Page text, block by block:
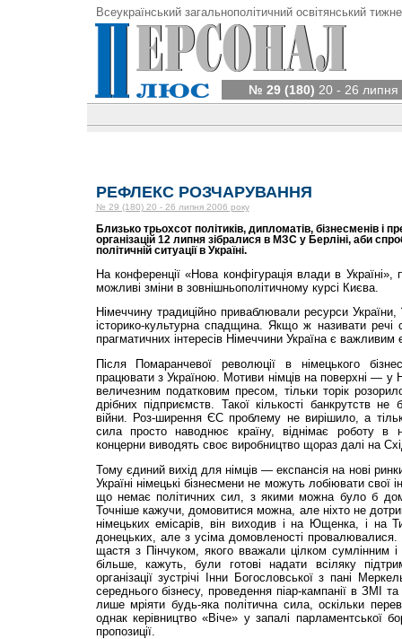
Всеукраїнський загальнополітичний освітянський
№ 29 (180) 20 - 26 липня
РЕФЛЕКС РОЗЧАРУВАННЯ
№ 29 (180) 20 - 26 липня 2006 року
Близько трьохсот політиків, дипломатів, бізнесменів і
організацій 12 липня зібралися в МЗС у Берліні, аби
політичній ситуації в Україні.
На конференції «Нова конфігурація влади в
можливі зміни в зовнішньополітичному курсі Києва.
Німеччину традиційно приваблювали ресурси України,
історико-культурна спадщина. Якщо ж називати речі
прагматичних інтересів Німеччини Україна є
Після Помаранчевої революції в німецького
працювати з Україною. Мотиви німців на поверхні — у
величезним податковим пресом, тільки торік
дрібних підприємств. Такої кількості банкрутств не
війни. Роз-ширення ЄС проблему не вирішило, а
сила просто наводнює країну, віднімає роботу в
концерни виводять своє виробництво щораз далі на
Тому єдиний вихід для німців — експансія на нові
Україні німецькі бізнесмени не можуть лобіювати свої
що немає політичних сил, з якими можна було б
Точніше кажучи, домовитися можна, але ніхто не
німецьких емісарів, він виходив і на Ющенка, і на
донецьких, але з усіма домовленості
щастя з Пінчуком, якого вважали цілком сумлінним
більше, кажуть, були готові надати всіляку
організації зустрічі Інни Богословської з пані
середнього бізнесу, проведення піар-кампанії в ЗМІ
лише мріяти будь-яка політична сила, оскільки
однак керівництво «Віче» у запалі парламентської
пропозиції.